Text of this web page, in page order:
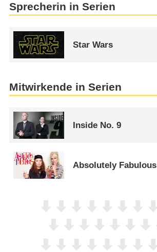
Sprecherin in Serien
Star Wars
Mitwirkende in Serien
Inside No. 9
Absolutely Fabulous